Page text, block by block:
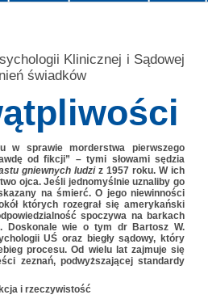
Klinicznej i Sądowej
świadków
w sprawie morderstwa pierwszego
od fikcji” – tymi słowami sędzia
gniewnych ludziz 1957 roku. W ich
ojca. Jeśli jednomyślnie uznaliby go
na śmierć. O jego niewinności
których rozegrał się amerykański
spoczywa na barkach
Doskonale wie o tym dr Bartosz W.
UŚ oraz biegły sądowy, który
procesu. Od wielu lat zajmuje się
zeznań, podwyższającej standardy
i rzeczywistość